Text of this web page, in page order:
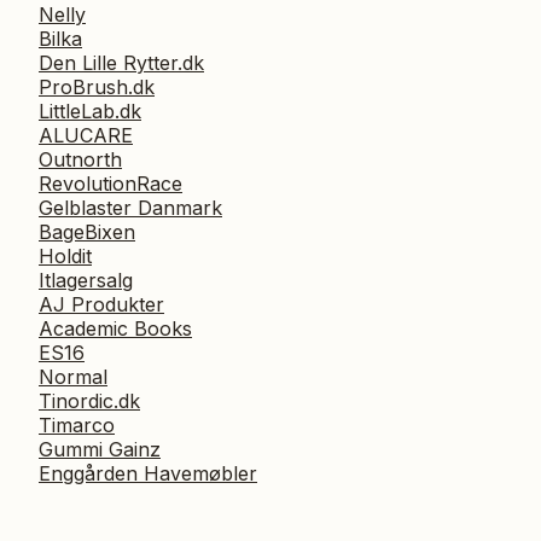
Nelly
Bilka
Den Lille Rytter.dk
ProBrush.dk
LittleLab.dk
ALUCARE
Outnorth
RevolutionRace
Gelblaster Danmark
BageBixen
Holdit
Itlagersalg
AJ Produkter
Academic Books
ES16
Normal
Tinordic.dk
Timarco
Gummi Gainz
Enggården Havemøbler